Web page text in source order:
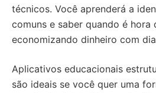
técnicos. Você aprenderá a
comuns e saber quando é hora
economizando dinheiro com
Aplicativos educacionais
são ideais se você quer uma